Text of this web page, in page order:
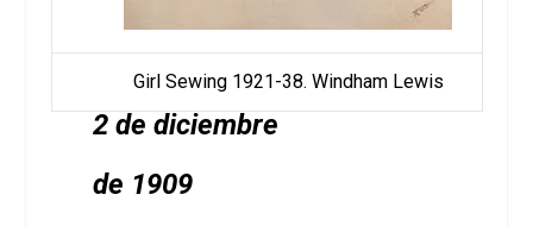
Girl Sewing 1921-38. Windham Lewis
2 de diciem­bre
de 1909